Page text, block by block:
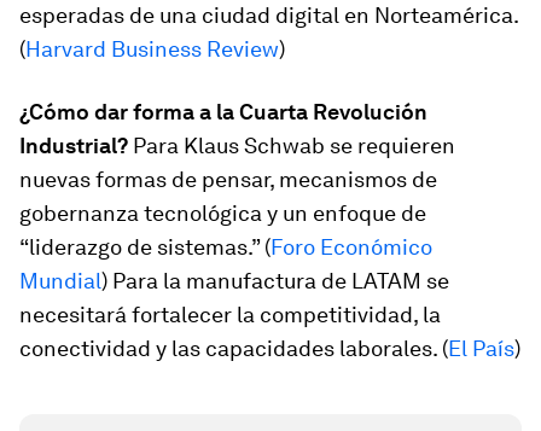
esperadas de una ciudad digital en Norteamérica.
(Harvard Business Review)
¿Cómo dar forma a la Cuarta Revolución
Industrial? Para Klaus Schwab se requieren
nuevas formas de pensar, mecanismos de
gobernanza tecnológica y un enfoque de
“liderazgo de sistemas.” (Foro Económico
Mundial) Para la manufactura de LATAM se
necesitará fortalecer la competitividad, la
conectividad y las capacidades laborales. (El País)